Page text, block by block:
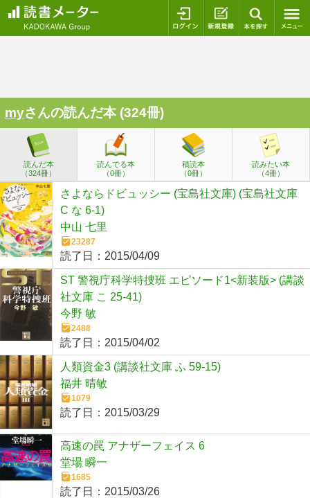
ログイン 新規登録
myさんの読んだ本 (324冊)
読んだ本
（324冊）
読んでる本
（0冊）
積読本
（0冊）
読みたい本
（4冊）
さよならドビュッシー (宝島社文庫) (宝島社文庫
C な 6-1)
中山 七里
23287
読了日： 2015/04/09
ST 警視庁科学特捜班 エピソード1<新装版> (講談
社文庫 こ 25-41)
今野 敏
2488
読了日： 2015/04/02
人類資金3 (講談社文庫 ふ 59-15)
福井 晴敏
1079
読了日： 2015/03/29
高速の罠 アナザーフェイス 6
堂場 瞬一
1685
読了日： 2015/03/26